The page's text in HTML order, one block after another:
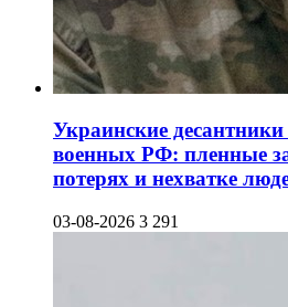
Украинские
военных РФ: пленные
потерях и нехватке
03-08-2026 3 291